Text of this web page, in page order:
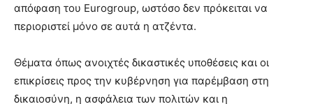
απόφαση του Eurogroup, ωστόσο δεν πρόκειται να
περιοριστεί μόνο σε αυτά η ατζέντα.
Θέματα όπως ανοιχτές δικαστικές υποθέσεις και οι
επικρίσεις προς την κυβέρνηση για παρέμβαση στη
δικαιοσύνη, η ασφάλεια των πολιτών και η